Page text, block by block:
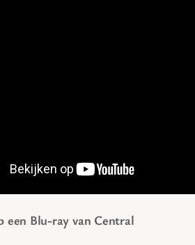
een Blu-ray van Central